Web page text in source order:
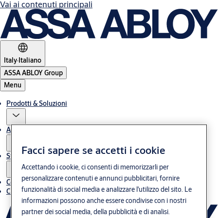
Vai ai contenuti principali
Italy·Italiano
ASSA ABLOY Group
Menu
Prodotti & Soluzioni
Assistenza post-vendita
Storie
Contatti
Chi siamo
Facci sapere se accetti i cookie
Accettando i cookie, ci consenti di memorizzarli per
personalizzare contenuti e annunci pubblicitari, fornire
funzionalità di social media e analizzare l'utilizzo del sito. Le
informazioni possono anche essere condivise con i nostri
partner dei social media, della pubblicità e di analisi.